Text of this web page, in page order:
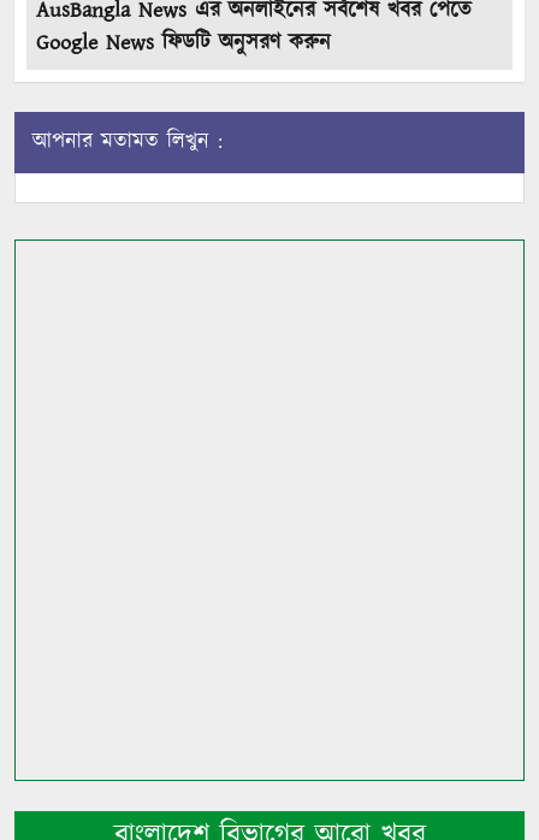
AusBangla News এর অনলাইনের সর্বশেষ খবর পেতে
Google News ফিডটি অনুসরণ করুন
আপনার মতামত লিখুন :